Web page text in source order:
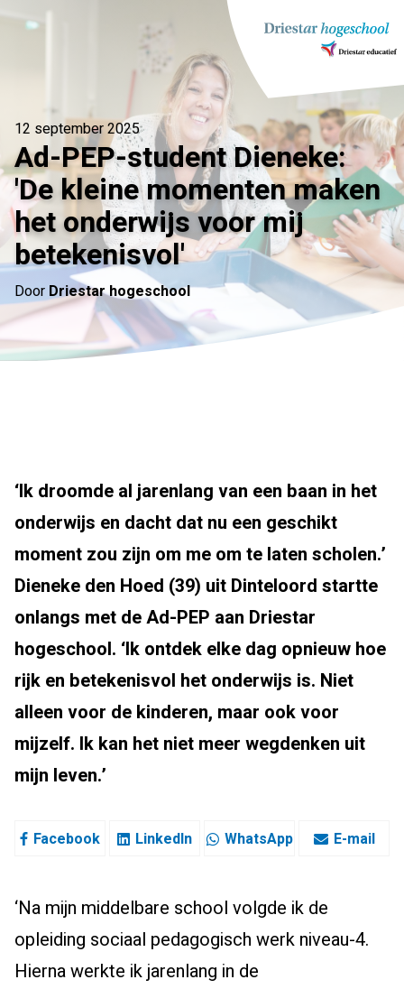
Ga
12 september 2025
Ad-PEP-student Dieneke:
'De kleine momenten maken
het onderwijs voor mij
betekenisvol'
Door Driestar hogeschool
‘Ik droomde al jarenlang van een baan in het
onderwijs en dacht dat nu een geschikt
moment zou zijn om me om te laten scholen.’
Dieneke den Hoed (39) uit Dinteloord startte
onlangs met de Ad-PEP aan Driestar
hogeschool. ‘Ik ontdek elke dag opnieuw hoe
rijk en betekenisvol het onderwijs is. Niet
alleen voor de kinderen, maar ook voor
mijzelf. Ik kan het niet meer wegdenken uit
mijn leven.’
Facebook LinkedIn WhatsApp E-mail
‘Na mijn middelbare school volgde ik de
opleiding sociaal pedagogisch werk niveau-4.
Hierna werkte ik jarenlang in de